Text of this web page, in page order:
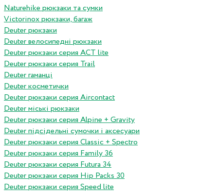
Naturehike рюкзаки та сумки
Victorinox рюкзаки, багаж
Deuter рюкзаки
Deuter велосипедні рюкзаки
Deuter рюкзаки серия ACT lite
Deuter рюкзаки серия Trail
Deuter гаманці
Deuter косметички
Deuter рюкзаки серия Aircontact
Deuter міські рюкзаки
Deuter рюкзаки серия Alpine + Gravity
Deuter підсідельні сумочки і аксесуари
Deuter рюкзаки серия Classic + Spectro
Deuter рюкзаки серия Family 36
Deuter рюкзаки серия Futura 34
Deuter рюкзаки серия Hip Packs 30
Deuter рюкзаки серия Speed lite